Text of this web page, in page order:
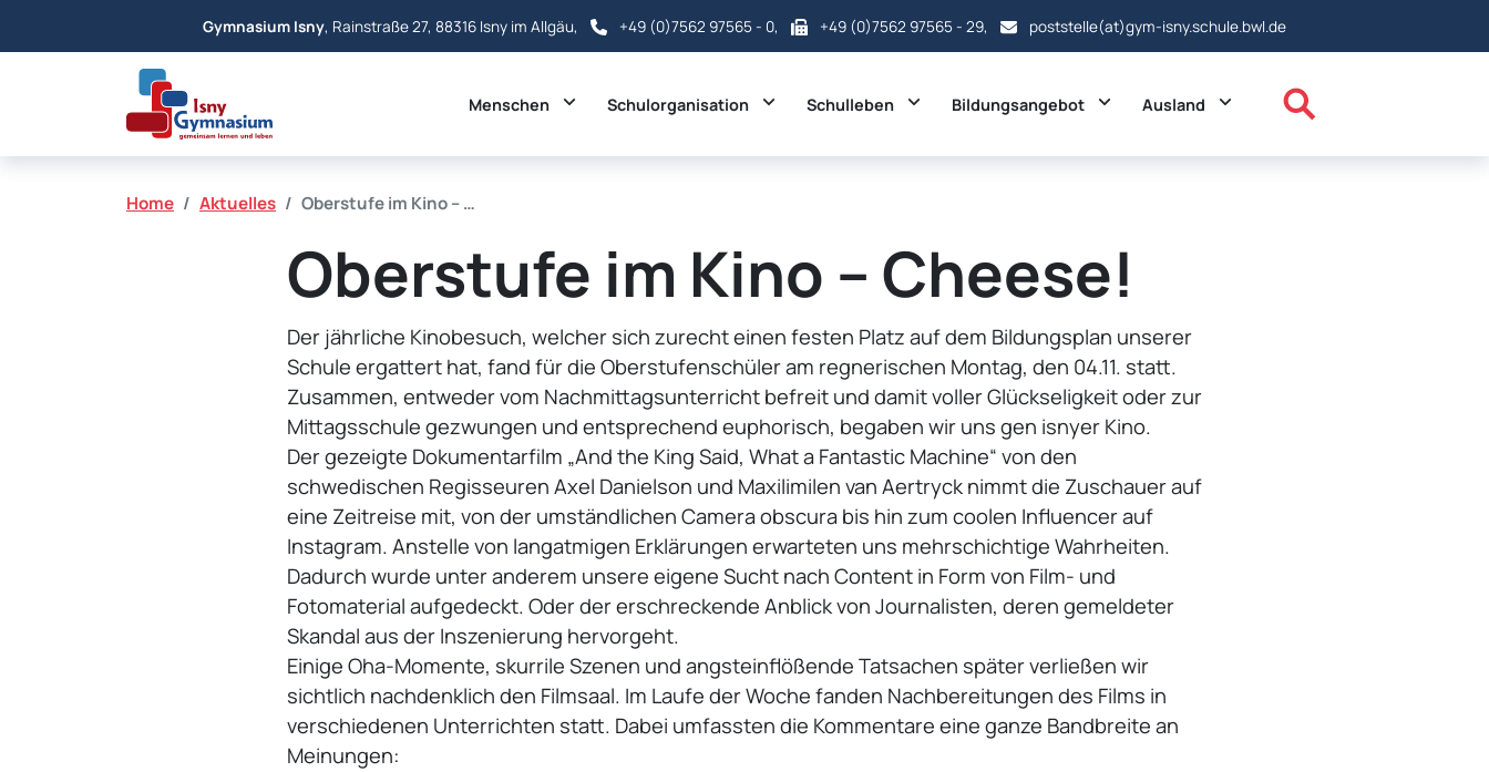
Gymnasium Isny, Rainstraße 27, 88316 Isny im Allgäu, +49 (0)7562 97565 - 0, +49 (0)7562 97565 - 29, poststelle(at)gym-isny.schule.bwl.de
Menschen Toggle Dropdown
Schulorganisation Toggle Dropdown
Schulleben Toggle Dropdown
Bildungsangebot Toggle Dropdown
Ausland Toggle Dropdown
Home Aktuelles Oberstufe im Kino – …
Oberstufe im Kino – Cheese!
Der jährliche Kinobesuch, welcher sich zurecht einen festen Platz auf dem Bildungsplan unserer
Schule ergattert hat, fand für die Oberstufenschüler am regnerischen Montag, den 04.11. statt.
Zusammen, entweder vom Nachmittagsunterricht befreit und damit voller Glückseligkeit oder zur
Mittagsschule gezwungen und entsprechend euphorisch, begaben wir uns gen isnyer Kino.
Der gezeigte Dokumentarfilm „And the King Said, What a Fantastic Machine“ von den
schwedischen Regisseuren Axel Danielson und Maxilimilen van Aertryck nimmt die Zuschauer auf
eine Zeitreise mit, von der umständlichen Camera obscura bis hin zum coolen Influencer auf
Instagram. Anstelle von langatmigen Erklärungen erwarteten uns mehrschichtige Wahrheiten.
Dadurch wurde unter anderem unsere eigene Sucht nach Content in Form von Film- und
Fotomaterial aufgedeckt. Oder der erschreckende Anblick von Journalisten, deren gemeldeter
Skandal aus der Inszenierung hervorgeht.
Einige Oha-Momente, skurrile Szenen und angsteinflößende Tatsachen später verließen wir
sichtlich nachdenklich den Filmsaal. Im Laufe der Woche fanden Nachbereitungen des Films in
verschiedenen Unterrichten statt. Dabei umfassten die Kommentare eine ganze Bandbreite an
Meinungen: